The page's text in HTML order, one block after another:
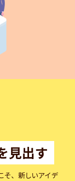
見出す
そ、新しいアイデ